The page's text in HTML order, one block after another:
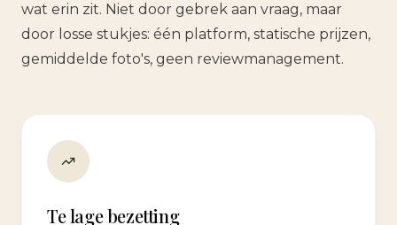
wat erin zit. Niet door gebrek aan vraag, maar
door losse stukjes: één platform, statische prijzen,
gemiddelde foto's, geen reviewmanagement.
Te lage bezetting